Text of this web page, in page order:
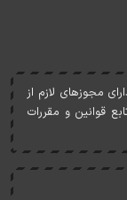
مجوزهای لازم از
قوانين و مقررات